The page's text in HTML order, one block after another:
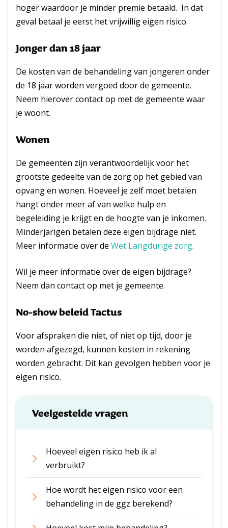
hoger waardoor je minder premie betaald. In dat
geval betaal je eerst het vrijwillig eigen risico.
Jonger dan 18 jaar
De kosten van de behandeling van jongeren onder
de 18 jaar worden vergoed door de gemeente.
Neem hierover contact op met de gemeente waar
je woont.
Wonen
De gemeenten zijn verantwoordelijk voor het
grootste gedeelte van de zorg op het gebied van
opvang en wonen. Hoeveel je zelf moet betalen
hangt onder meer af van welke hulp en
begeleiding je krijgt en de hoogte van je inkomen.
Minderjarigen betalen deze eigen bijdrage niet.
Meer informatie over de Wet Langdurige zorg.
Wil je meer informatie over de eigen bijdrage?
Neem dan contact op met je gemeente.
No-show beleid Tactus
Voor afspraken die niet, of niet op tijd, door je
worden afgezegd, kunnen kosten in rekening
worden gebracht. Dit kan gevolgen hebben voor je
eigen risico.
Veelgestelde vragen
Hoeveel eigen risico heb ik al
verbruikt?
Hoe wordt het eigen risico voor een
behandeling in de ggz berekend?